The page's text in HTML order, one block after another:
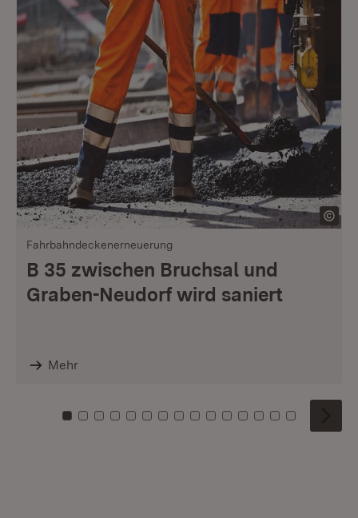
Fahrbahndeckenerneuerung
B 35 zwischen Bruchsal und
Graben-Neudorf wird saniert
Mehr
Zu Kachel: 0
Zu Kachel: 1
Zu Kachel: 2
Zu Kachel: 3
Zu Kachel: 4
Zu Kachel: 5
Zu Kachel: 6
Zu Kachel: 7
Zu Kachel: 8
Zu Kachel: 9
Zu Kachel: 10
Zu Kachel: 11
Zu Kachel: 12
Zu Kachel:
Zu